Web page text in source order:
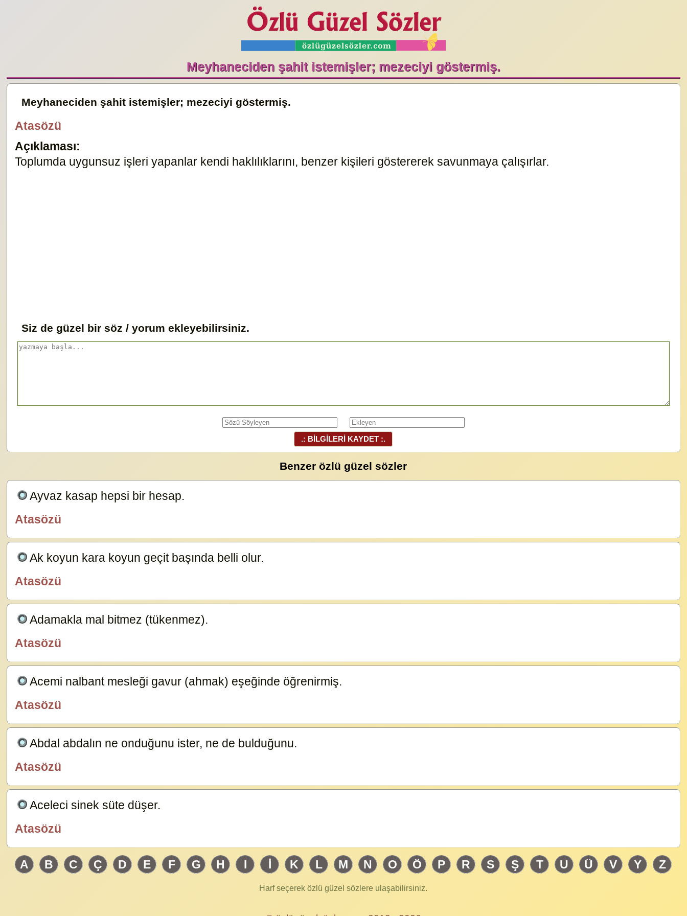
Meyhaneciden şahit istemişler; mezeciyi göstermiş.
Meyhaneciden şahit istemişler; mezeciyi göstermiş.
Atasözü
Açıklaması:
Toplumda uygunsuz işleri yapanlar kendi haklılıklarını, benzer kişileri göstererek savunmaya çalışırlar.
Siz de güzel bir söz / yorum ekleyebilirsiniz.
.: BİLGİLERİ KAYDET :.
Benzer özlü güzel sözler
Ayvaz kasap hepsi bir hesap.
Atasözü
Ak koyun kara koyun geçit başında belli olur.
Atasözü
Adamakla mal bitmez (tükenmez).
Atasözü
Acemi nalbant mesleği gavur (ahmak) eşeğinde öğrenirmiş.
Atasözü
Abdal abdalın ne onduğunu ister, ne de bulduğunu.
Atasözü
Aceleci sinek süte düşer.
Atasözü
A B C Ç D E F G H I İ K L M N O Ö P R S Ş T U Ü V Y Z
Harf seçerek özlü güzel sözlere ulaşabilirsiniz.